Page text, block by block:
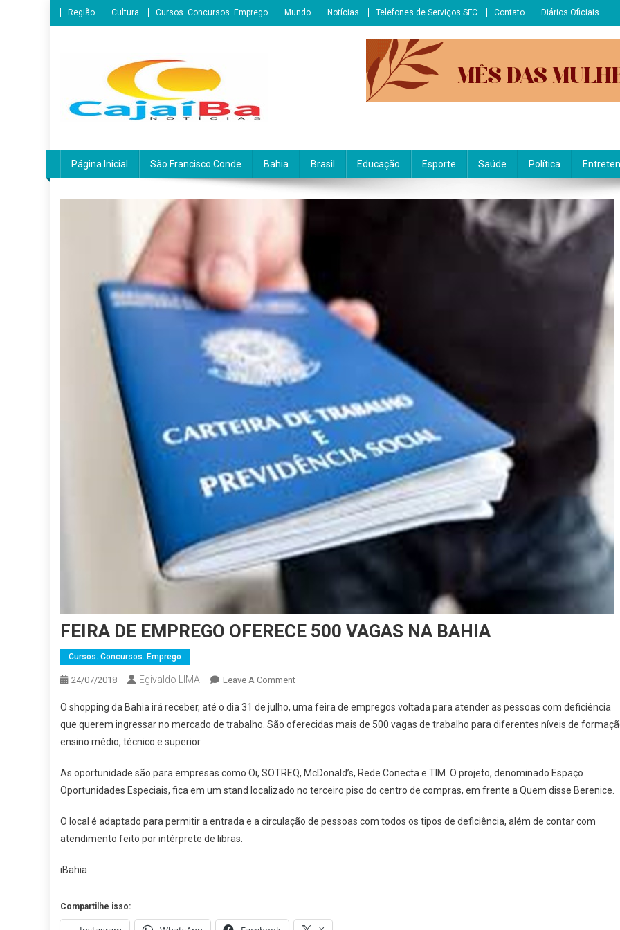
Skip
to
Região Cultura Cursos. Concursos. Emprego Mundo Notícias Telefones de Serviços SFC Contato Diários Oficiais
Página Inicial São Francisco Conde Bahia Brasil Educação Esporte Saúde Política
FEIRA DE EMPREGO OFERECE 500 VAGAS NA BAHIA
Cursos. Concursos. Emprego
24/07/2018 Egivaldo LIMA Leave A CommentOn
DE
EMPREGO
VAGAS
NA
O shopping da Bahia irá receber, até o dia 31 de julho, uma feira de empregos voltada para atender as pessoas com deficiência
que querem ingressar no mercado de trabalho. São oferecidas mais de 500 vagas de trabalho para diferentes níveis de
ensino médio, técnico e superior.
As oportunidade são para empresas como Oi, SOTREQ, McDonald’s, Rede Conecta e TIM. O projeto, denominado Espaço
Oportunidades Especiais, fica em um stand localizado no terceiro piso do centro de compras, em frente a Quem disse Berenice.
O local é adaptado para permitir a entrada e a circulação de pessoas com todos os tipos de deficiência, além de contar com
atendimento feito por intérprete de libras.
iBahia
Compartilhe isso: